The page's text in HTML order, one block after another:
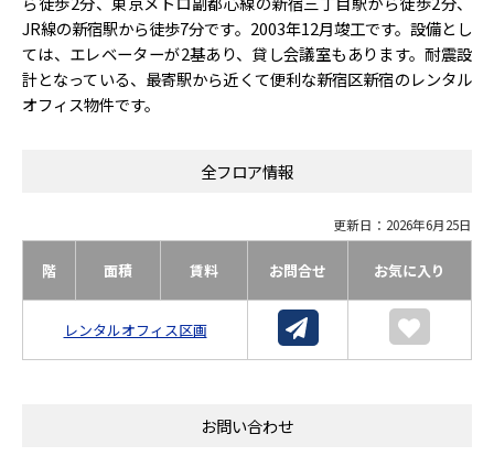
JR線の新宿駅から徒歩7分です。2003年12月竣工です。設備とし
ては、エレベーターが2基あり、貸し会議室もあります。耐震設
計となっている、最寄駅から近くて便利な新宿区新宿のレンタル
オフィス物件です。
全フロア情報
更新日：2026年6月25日
階 面積 賃料 お問合せ お気に入り
レンタルオフィス区画
お問い合わせ